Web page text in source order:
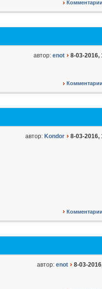
автор: enot 8-03-2016,
автор: Kondor 8-03-2016,
автор: enot 8-03-